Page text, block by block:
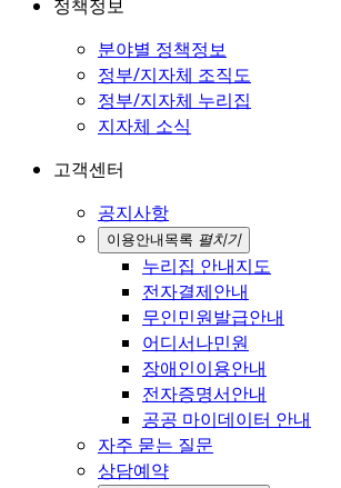
정책정보
분야별 정책정보
정부/지자체 조직도
정부/지자체 누리집
지자체 소식
고객센터
공지사항
이용안내 목록 펼치기
누리집 안내지도
전자결제안내
무인민원발급안내
어디서나민원
장애인이용안내
전자증명서안내
공공 마이데이터 안내
자주 묻는 질문
상담예약